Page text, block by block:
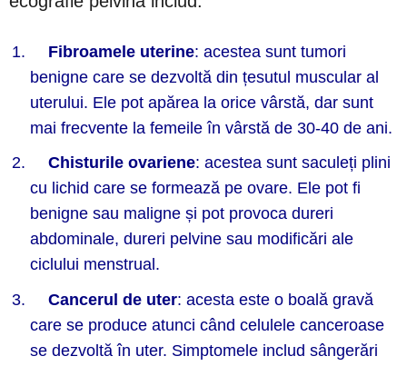
Fibroamele uterine: acestea sunt tumori
benigne care se dezvoltă din țesutul muscular al
uterului. Ele pot apărea la orice vârstă, dar sunt
mai frecvente la femeile în vârstă de 30-40 de ani.
Chisturile ovariene: acestea sunt saculeți plini
cu lichid care se formează pe ovare. Ele pot fi
benigne sau maligne și pot provoca dureri
abdominale, dureri pelvine sau modificări ale
ciclului menstrual.
Cancerul de uter: acesta este o boală gravă
care se produce atunci când celulele canceroase
se dezvoltă în uter. Simptomele includ sângerări